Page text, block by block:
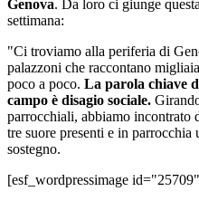
Genova. Da loro ci giunge
settimana:
"Ci troviamo alla periferia di
palazzoni che raccontano
poco a poco. La parola chiave
campo è disagio sociale.
parrocchiali, abbiamo incontrato
tre suore presenti e in
sostegno.
[esf_wordpressimage